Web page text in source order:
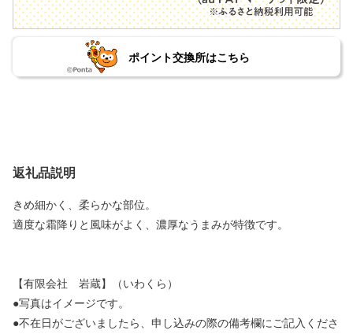
ポイント交換所はこちら
返礼品説明
きめ細かく、柔らかな部位。
適度な霜降りと風味がよく、濃厚なうまみが特徴です。
【有限会社 岩蔵】（いわくら）
●写真はイメージです。
●不在日がございましたら、申し込みの際の備考欄にご記入くださ